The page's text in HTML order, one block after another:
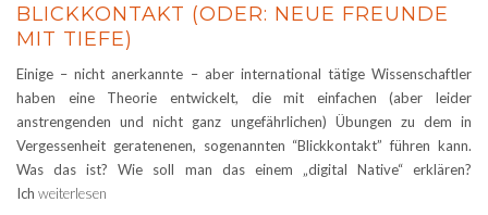
BLICKKONTAKT (ODER: NEUE FREUNDE
MIT TIEFE)
Einige – nicht anerkannte – aber international tätige Wissenschaftler
haben eine Theorie entwickelt, die mit einfachen (aber leider
anstrengenden und nicht ganz ungefährlichen) Übungen zu dem in
Vergessenheit geratenenen, sogenannten “Blickkontakt” führen kann.
Was das ist? Wie soll man das einem „digital Native“ erklären?
Ich weiterlesen